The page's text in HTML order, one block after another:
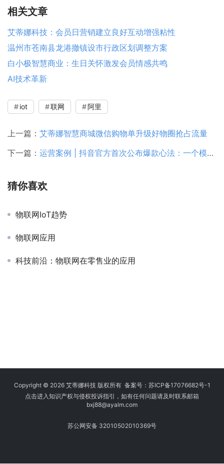
相关文章
艾蒂娜科技：会员日营销建立良好互动增强粘性
温州市苍南县龙港撤镇设市行政区划调整方案
白小极智慧商业：生日关怀激发会员情感共鸣
AI技术革新
iot 联网 阿里
上一篇： 艾蒂娜智慧商城微信购物单升级好物圈抢占流量
下一篇： 运营案例 | 抖音官方首次公布爆款心法：一个模型+六组案例
猜你喜欢
物联网IoT趋势
物联网应用
科技前沿：物联网在零售业的应用
Copyright © 2026 艾蒂娜科技 版权所有 备案号： 苏ICP备17076682号-1
点击进入知识产权与侵权投诉指引，如有任何问题请及时联系邮箱
bxj88@ayalm.com
苏公网安备 32010502010369号